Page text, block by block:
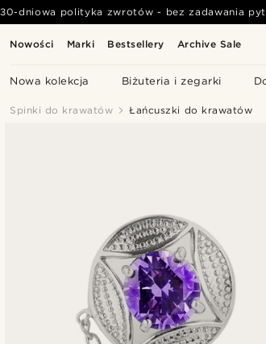
Nowości Marki Bestsellery Archive Sale
Nowa kolekcja Biżuteria i zegarki
30-dniowa polityka zwrotów - bez zadawania
Spinki do krawatów Łańcuszki do krawatów